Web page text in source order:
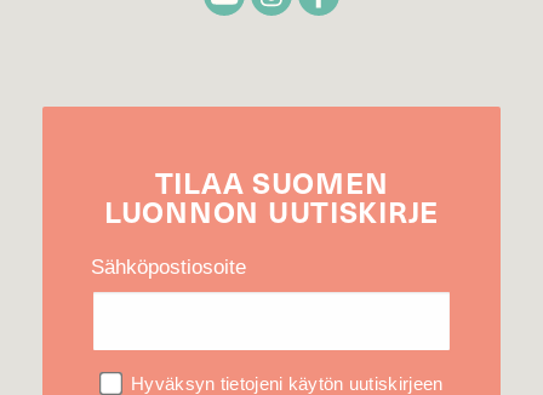
TILAA SUOMEN
LUONNON UUTIS­KIRJE
Sähköpostiosoite
Hyväksyn tietojeni käytön uutiskirjeen